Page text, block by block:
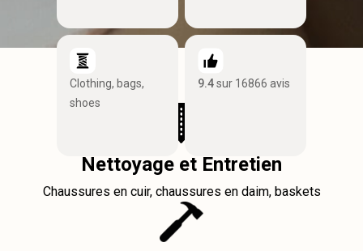
Clothing, bags,
shoes
9.4sur 16866 avis
Nettoyage et Entretien
Chaussures en cuir, chaussures en daim, baskets